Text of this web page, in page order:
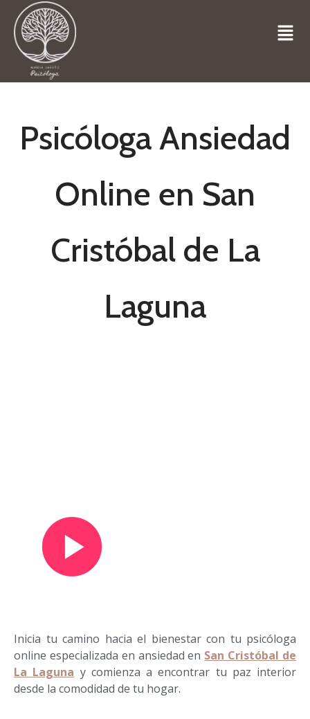
Psicóloga Ansiedad
Online en San
Cristóbal de La
Laguna
Inicia tu camino hacia el bienestar con tu psicóloga
online especializada en ansiedad en San Cristóbal de
La Laguna y comienza a encontrar tu paz interior
desde la comodidad de tu hogar.